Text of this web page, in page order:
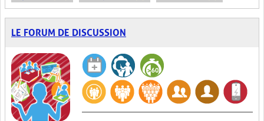
LE FORUM DE DISCUSSION